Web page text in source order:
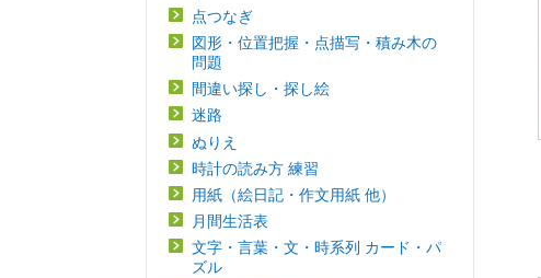
点つなぎ
図形・位置把握・点描写・積み木の
問題
間違い探し・探し絵
迷路
ぬりえ
時計の読み方 練習
用紙（絵日記・作文用紙 他）
月間生活表
文字・言葉・文・時系列 カード・パ
ズル